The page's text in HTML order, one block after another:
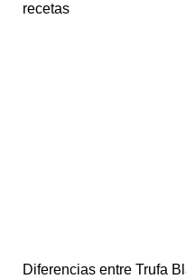
recetas
Diferencias entre Trufa